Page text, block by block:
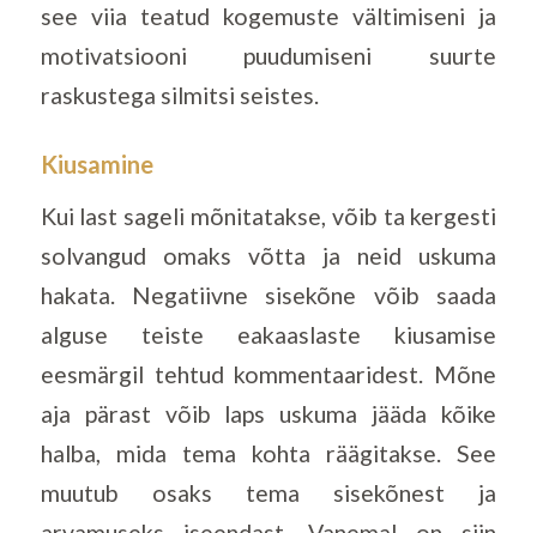
see viia teatud kogemuste vältimiseni ja
motivatsiooni puudumiseni suurte
raskustega silmitsi seistes.
Kiusamine
Kui last sageli mõnitatakse, võib ta kergesti
solvangud omaks võtta ja neid uskuma
hakata. Negatiivne sisekõne võib saada
alguse teiste eakaaslaste kiusamise
eesmärgil tehtud kommentaaridest. Mõne
aja pärast võib laps uskuma jääda kõike
halba, mida tema kohta räägitakse. See
muutub osaks tema sisekõnest ja